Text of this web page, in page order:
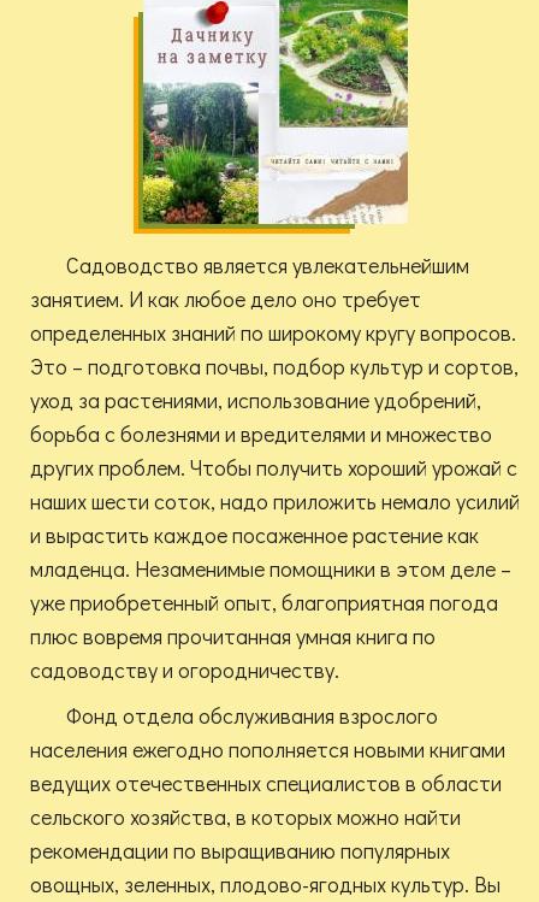
Садоводство является увлекательнейшим
занятием. И как любое дело оно требует
определенных знаний по широкому кругу вопросов.
Это – подготовка почвы, подбор культур и сортов,
уход за растениями, использование удобрений,
борьба с болезнями и вредителями и множество
других проблем. Чтобы получить хороший урожай с
наших шести соток, надо приложить немало усилий
и вырастить каждое посаженное растение как
младенца. Незаменимые помощники в этом деле –
уже приобретенный опыт, благоприятная погода
плюс вовремя прочитанная умная книга по
садоводству и огородничеству.
Фонд отдела обслуживания взрослого
населения ежегодно пополняется новыми книгами
ведущих отечественных специалистов в области
сельского хозяйства, в которых можно найти
рекомендации по выращиванию популярных
овощных, зеленных, плодово-ягодных культур. Вы